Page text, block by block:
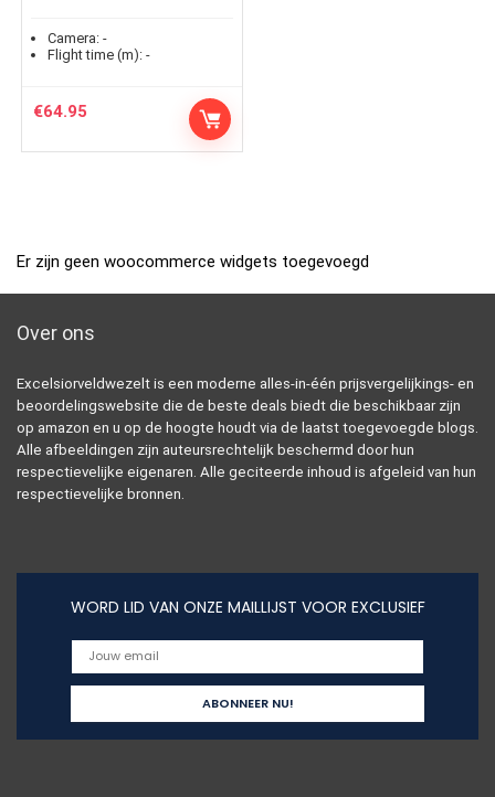
Camera: -
Flight time (m): -
€64.95
Er zijn geen woocommerce widgets toegevoegd
Over ons
Excelsiorveldwezelt is een moderne alles-in-één prijsvergelijkings- en
beoordelingswebsite die de beste deals biedt die beschikbaar zijn
op amazon en u op de hoogte houdt via de laatst toegevoegde blogs.
Alle afbeeldingen zijn auteursrechtelijk beschermd door hun
respectievelijke eigenaren. Alle geciteerde inhoud is afgeleid van hun
respectievelijke bronnen.
WORD LID VAN ONZE MAILLIJST VOOR EXCLUSIEF